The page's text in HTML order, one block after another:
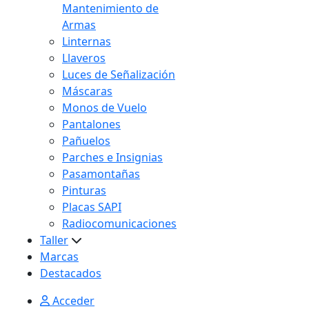
Mantenimiento de
Armas
Linternas
Llaveros
Luces de Señalización
Máscaras
Monos de Vuelo
Pantalones
Pañuelos
Parches e Insignias
Pasamontañas
Pinturas
Placas SAPI
Radiocomunicaciones
Taller
Marcas
Destacados
Acceder